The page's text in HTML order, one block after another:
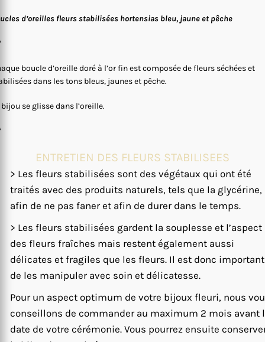
d’oreilles fleurs stabilisées hortensias bleu, jaune et pêche
boucle d’oreille doré à l’or fin est composée de fleurs séchées et
dans les tons bleus, jaunes et pêche.
bijou se glisse dans l’oreille.
ENTRETIEN DES FLEURS STABILISEES
> Les fleurs stabilisées sont des végétaux qui ont été
traités avec des produits naturels, tels que la glycérine,
afin de ne pas faner et afin de durer dans le temps.
> Les fleurs stabilisées gardent la souplesse et l’aspect
des fleurs fraîches mais restent également aussi
délicates et fragiles que les fleurs. Il est donc important
de les manipuler avec soin et délicatesse.
Pour un aspect optimum de votre bijoux fleuri, nous
conseillons de commander au maximum 2 mois avant
date de votre cérémonie. Vous pourrez ensuite